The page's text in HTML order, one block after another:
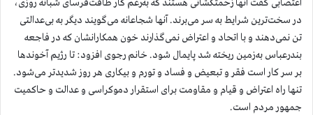
اعتصابی گفت آنها زحمتکشانی هستند که به‌رغم کار طاقت‌فرسای شبانه روزی،
در سخت‌ترین شرایط به سر می‌برند. آنها شجاعانه می‌گویند دیگر به بی‌عدالتی
تن نمی‌دهند و با اتحاد و اعتراض نمی‌گذارند خون همکارانشان که در فاجعه
بندرعباس به‌زمین ریخته شد پایمال شود. خانم رجوی افزود: تا رژیم آخوندها
بر سر کار است فقر و تبعیض و فساد و تورم و بیکاری هر روز شدیدتر می‌شود.
تنها راه اعتراض و قیام و مقاومت برای استقرار دموکراسی و عدالت و حاکمیت
جمهور مردم است.